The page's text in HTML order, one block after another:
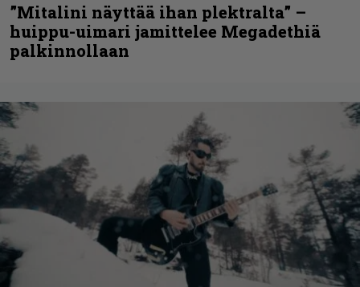
”Mitalini näyttää ihan plektralta” –
huippu-uimari jamittelee Megadethiä
palkinnollaan